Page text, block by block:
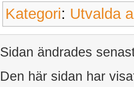
Kategori: Utvalda
Sidan ändrades
Den här sidan har